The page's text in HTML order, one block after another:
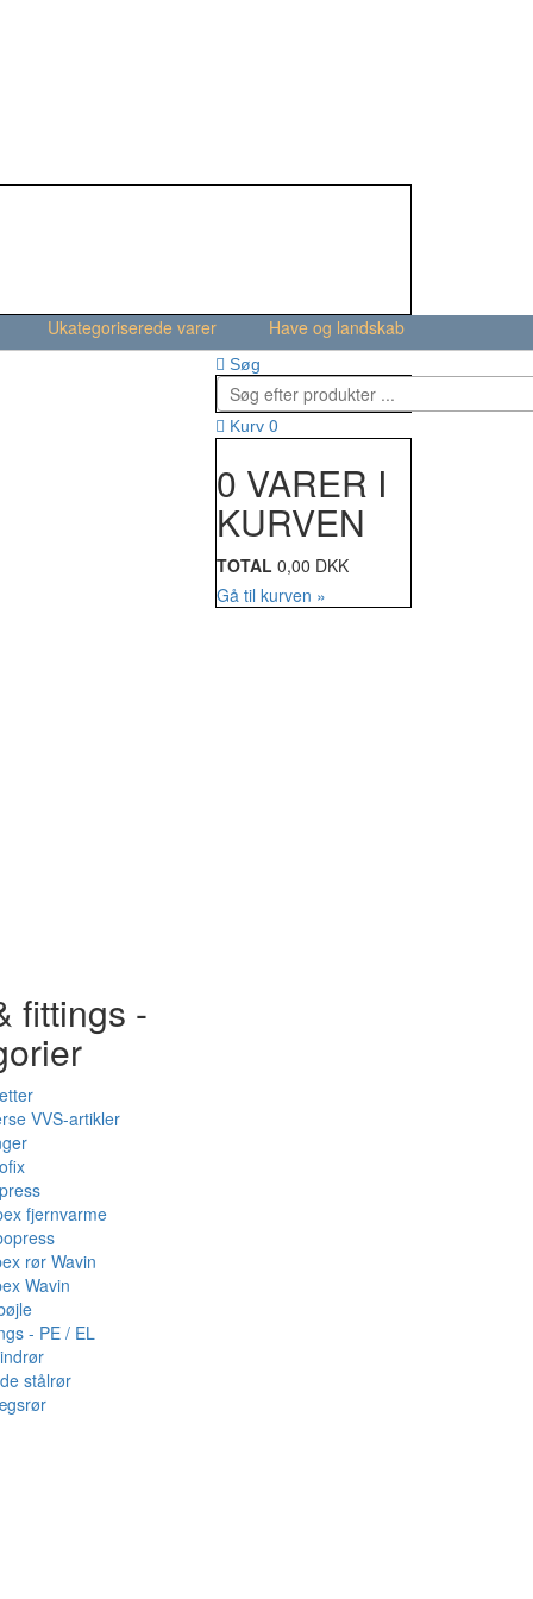
Ukategoriserede varer Have og landskab
fittings -
VVS-artikler
fjernvarme
rør Wavin
Wavin
- PE / EL
stålrør
Søg
Kurv 0
0 VARER I
KURVEN
TOTAL 0,00 DKK
Gå til kurven »